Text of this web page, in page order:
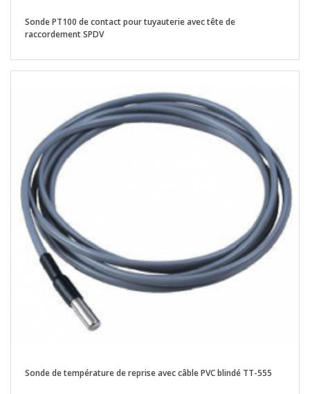
Sonde PT100 de contact pour tuyauterie avec tête de
raccordement SPDV
Sonde de température de reprise avec câble PVC blindé TT-555